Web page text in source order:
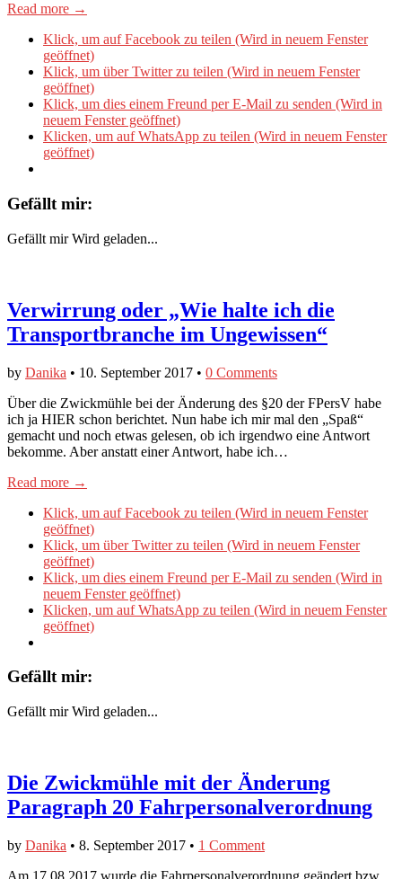
Read more →
Klick, um auf Facebook zu teilen (Wird in neuem Fenster
geöffnet)
Klick, um über Twitter zu teilen (Wird in neuem Fenster
geöffnet)
Klick, um dies einem Freund per E-Mail zu senden (Wird in
neuem Fenster geöffnet)
Klicken, um auf WhatsApp zu teilen (Wird in neuem Fenster
geöffnet)
Gefällt mir:
Gefällt mir Wird geladen...
Verwirrung oder „Wie halte ich die
Transportbranche im Ungewissen“
by Danika • 10. September 2017 • 0 Comments
Über die Zwickmühle bei der Änderung des §20 der FPersV habe
ich ja HIER schon berichtet. Nun habe ich mir mal den „Spaß“
gemacht und noch etwas gelesen, ob ich irgendwo eine Antwort
bekomme. Aber anstatt einer Antwort, habe ich…
Read more →
Klick, um auf Facebook zu teilen (Wird in neuem Fenster
geöffnet)
Klick, um über Twitter zu teilen (Wird in neuem Fenster
geöffnet)
Klick, um dies einem Freund per E-Mail zu senden (Wird in
neuem Fenster geöffnet)
Klicken, um auf WhatsApp zu teilen (Wird in neuem Fenster
geöffnet)
Gefällt mir:
Gefällt mir Wird geladen...
Die Zwickmühle mit der Änderung
Paragraph 20 Fahrpersonalverordnung
by Danika • 8. September 2017 • 1 Comment
Am 17.08.2017 wurde die Fahrpersonalverordnung geändert bzw